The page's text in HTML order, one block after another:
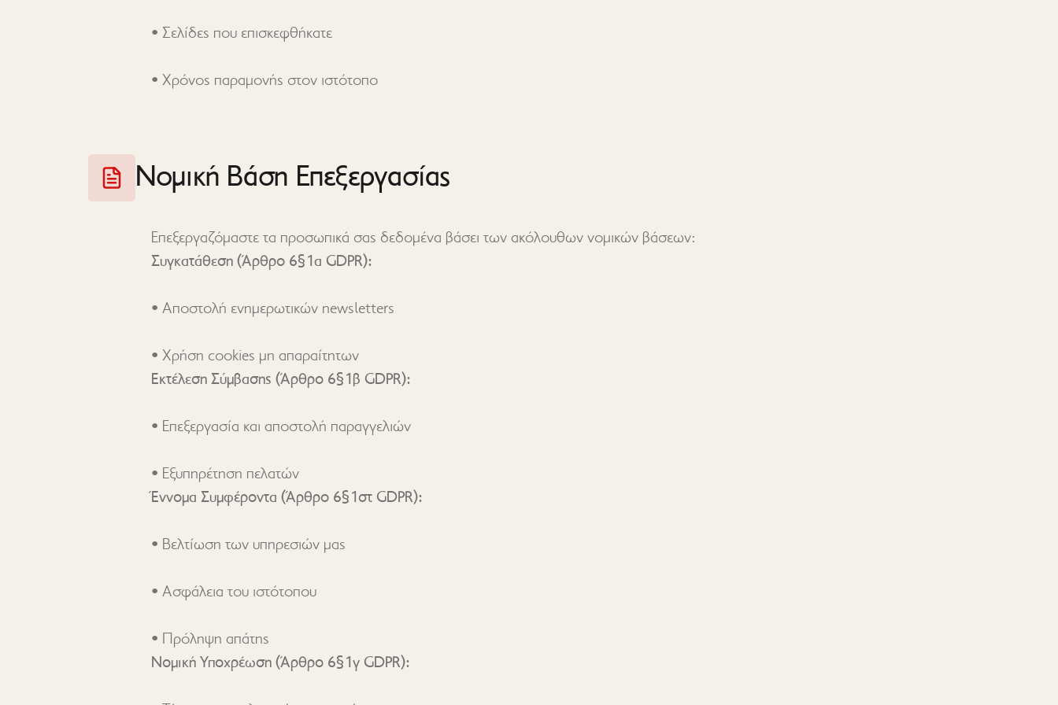
• Χρόνος παραμονής στον ιστότοπο
Νομική Βάση Επεξεργασίας
Επεξεργαζόμαστε τα προσωπικά σας δεδομένα βάσει των ακόλουθων νομικών βάσεων:
Συγκατάθεση (Άρθρο 6§1α GDPR):
• Χρήση cookies μη απαραίτητων
Εκτέλεση Σύμβασης (Άρθρο 6§1β GDPR):
• Εξυπηρέτηση πελατών
Έννομα Συμφέροντα (Άρθρο 6§1στ GDPR):
• Πρόληψη απάτης
Νομική Υποχρέωση (Άρθρο 6§1γ GDPR):